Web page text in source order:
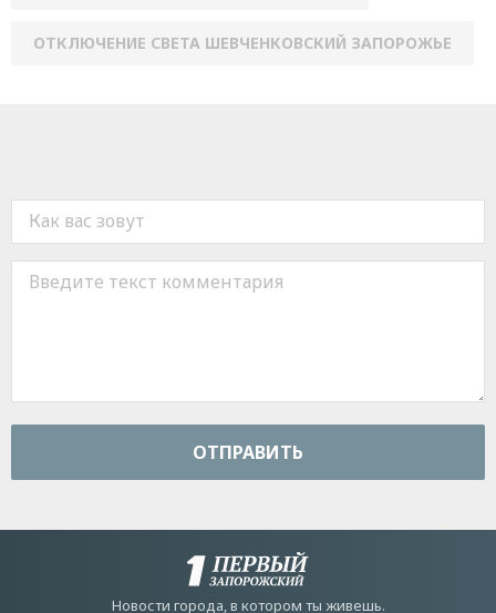
ОТКЛЮЧЕНИЕ СВЕТА ШЕВЧЕНКОВСКИЙ ЗАПОРОЖЬЕ
ОТПРАВИТЬ
Новости города, в котором ты живешь.